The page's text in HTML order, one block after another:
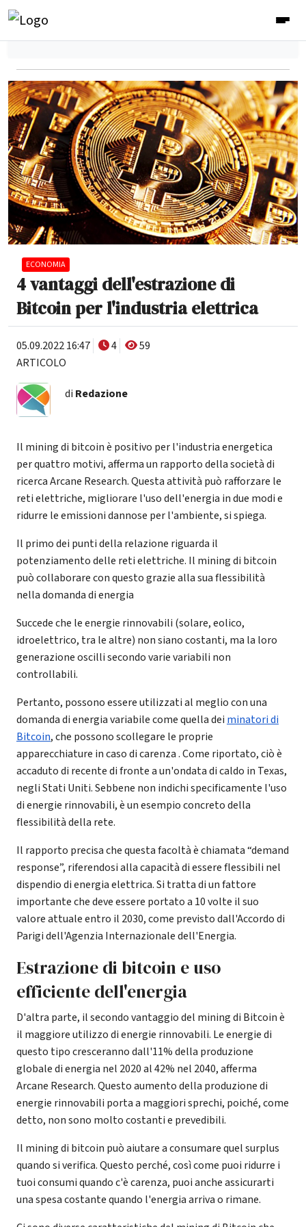
ECONOMIA
4 vantaggi dell'estrazione di
Bitcoin per l'industria elettrica
05.09.2022 16:47 4
59
ARTICOLO
di Redazione
Il mining di bitcoin è positivo per l'industria energetica
per quattro motivi, afferma un rapporto della società di
ricerca Arcane Research. Questa attività può rafforzare le
reti elettriche, migliorare l'uso dell'energia in due modi e
ridurre le emissioni dannose per l'ambiente, si spiega.
Il primo dei punti della relazione riguarda il
potenziamento delle reti elettriche. Il mining di bitcoin
può collaborare con questo grazie alla sua flessibilità
nella domanda di energia
Succede che le energie rinnovabili (solare, eolico,
idroelettrico, tra le altre) non siano costanti, ma la loro
generazione oscilli secondo varie variabili non
controllabili.
Pertanto, possono essere utilizzati al meglio con una
domanda di energia variabile come quella dei minatori di
Bitcoin, che possono scollegare le proprie
apparecchiature in caso di carenza . Come riportato, ciò è
accaduto di recente di fronte a un'ondata di caldo in Texas,
negli Stati Uniti. Sebbene non indichi specificamente l'uso
di energie rinnovabili, è un esempio concreto della
flessibilità della rete.
Il rapporto precisa che questa facoltà è chiamata “demand
response”, riferendosi alla capacità di essere flessibili nel
dispendio di energia elettrica. Si tratta di un fattore
importante che deve essere portato a 10 volte il suo
valore attuale entro il 2030, come previsto dall'Accordo di
Parigi dell'Agenzia Internazionale dell'Energia.
Estrazione di bitcoin e uso
efficiente dell'energia
D'altra parte, il secondo vantaggio del mining di Bitcoin è
il maggiore utilizzo di energie rinnovabili. Le energie di
questo tipo cresceranno dall'11% della produzione
globale di energia nel 2020 al 42% nel 2040, afferma
Arcane Research. Questo aumento della produzione di
energie rinnovabili porta a maggiori sprechi, poiché, come
detto, non sono molto costanti e prevedibili.
Il mining di bitcoin può aiutare a consumare quel surplus
quando si verifica. Questo perché, così come puoi ridurre i
tuoi consumi quando c'è carenza, puoi anche assicurarti
una spesa costante quando l'energia arriva o rimane.